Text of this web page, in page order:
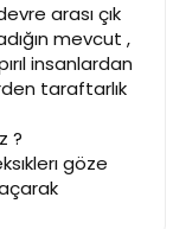
arası çık
mevcut ,
insanlardan
taraftarlık
?
göze